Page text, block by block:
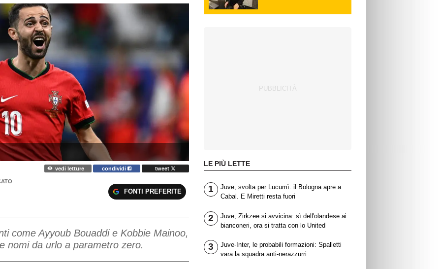
vedi letture condividi tweet
FONTI PREFERITE
come Ayyoub Bouaddi e Kobbie Mainoo,
nomi da urlo a parametro zero.
LE PIÙ LETTE
1
Juve, svolta per Lucumì: il Bologna apre a
Cabal. E Miretti resta fuori
2
Juve, Zirkzee si avvicina: sì dell'olandese ai
bianconeri, ora si tratta con lo United
3
Juve-Inter, le probabili formazioni: Spalletti
vara la squadra anti-nerazzurri